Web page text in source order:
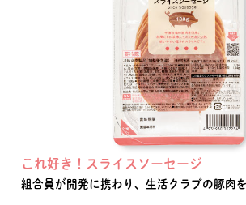
これ好き！スライスソーセージ
組合員が開発に携わり、生活クラブの豚肉